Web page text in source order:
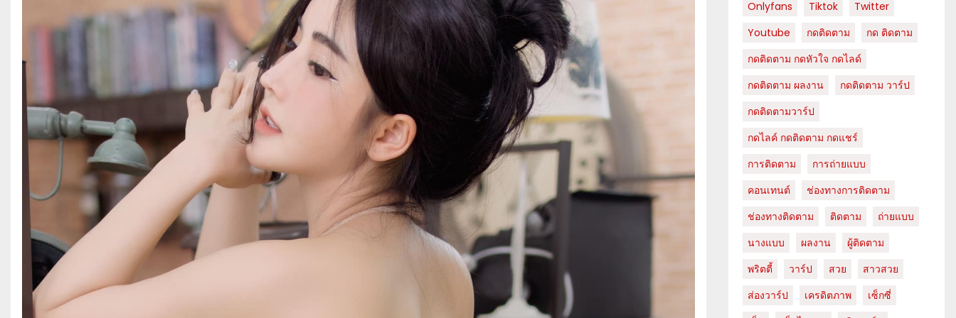
Onlyfans Tiktok
Twitter
Youtube
กดติดตาม
กด ติดตาม
กดติดตาม กดหัวใจ กดไลด์
กดติดตาม ผลงาน
กดติดตาม วาร์ป
กดติดตามวาร์ป
กดไลค์ กดติดตาม กดแชร์
การติดตาม
การถ่ายแบบ
คอนเทนต์
ช่องทางการติดตาม
ช่องทางติดตาม
ติดตาม
ถ่ายแบบ
นางแบบ
ผลงาน
ผู้ติดตาม
พริตตี้
วาร์ป สวย
สาวสวย
ส่องวาร์ป
เครดิตภาพ
เซ็กซี่